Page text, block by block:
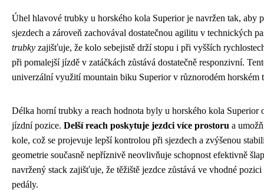
Úhel hlavové trubky u horského kola Superior je navržen tak, aby
sjezdech a zároveň zachovával dostatečnou agilitu v technických
trubky zajišťuje, že kolo sebejistě drží stopu i při vyšších
při pomalejší jízdě v zatáčkách zůstává dostatečně responzivní.
univerzální využití mountain biku Superior v různorodém horském
Délka horní trubky a reach hodnota byly u horského kola
jízdní pozice. Delší reach poskytuje jezdci více prostoru a
kole, což se projevuje lepší kontrolou při sjezdech a zvýšenou
geometrie současně nepříznivě neovlivňuje schopnost efektivně
navržený stack zajišťuje, že těžiště jezdce zůstává ve vhodné
pedály.